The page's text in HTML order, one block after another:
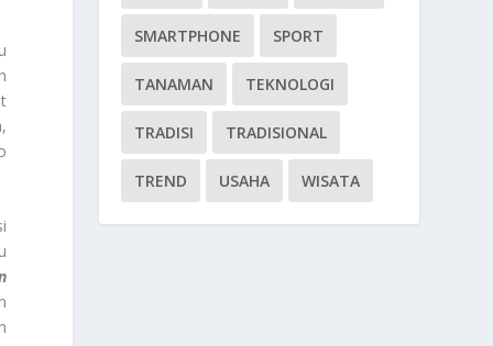
SMARTPHONE SPORT
TANAMAN TEKNOLOGI
TRADISI TRADISIONAL
TREND USAHA WISATA